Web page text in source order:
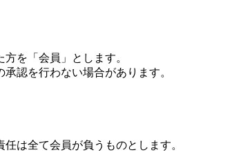
を「会員」とします。
認を行わない場合があります。
は全て会員が負うものとします。